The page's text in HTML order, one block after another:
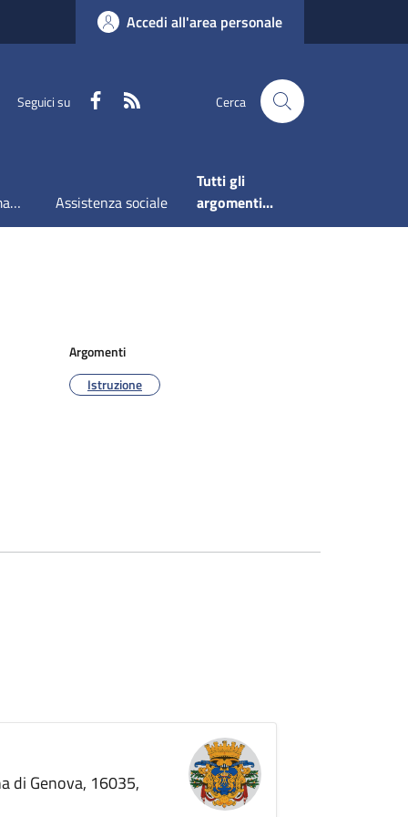
Accedi all'area personale
Seguici su Faceboook Cerca
Accesso all'informazione Assistenza sociale
Tutti gli
argomenti...
Argomenti
Istruzione
di Genova, 16035,